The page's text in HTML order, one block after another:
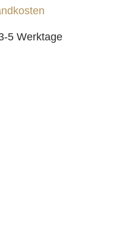
5 Werktage